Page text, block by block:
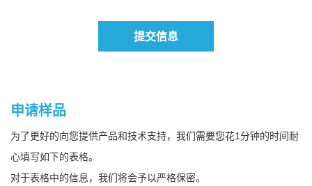
提交信息
申请样品
为了更好的向您提供产品和技术支持，我们需要您花1分钟的时间耐
心填写如下的表格。
对于表格中的信息，我们将会予以严格保密。